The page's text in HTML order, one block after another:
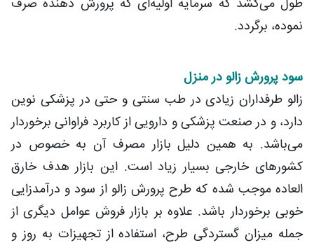
طول می‌کشد که سرمایه اولیه‌ای که پرورش دهنده صرف
نموده، برگردد.
سود پرورش زالو در منزل
زالو طرفداران زیادی در طب سنتی و حتی در پزشکی نوین
دارد، و در صنعت پزشکی و دارویی از کاربرد فراوانی برخوردار
می‌باشد. به همین دلیل بازار مصرف آن به خصوص در
کشورهای خارجی بسیار زیاد است. این بازار هدف خارق
العاده موجب شده که طرح پرورش زالو از سود و درآمدزایی
خوبی برخوردار باشد. علاوه بر بازار فروش عوامل دیگری از
جمله میزان گستردگی طرح، استفاده از تجهیزات به روز و